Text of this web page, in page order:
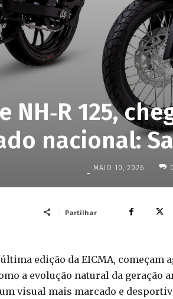
e NH‑R 125,
nacional:
- MAIO 10, 2026 0
Partilhar
edição da EICMA, começam
a evolução natural da geração
visual mais marcado e desportivo.